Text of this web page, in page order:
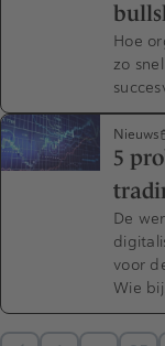
Hoe
zo
Nieuws
5
De
voor
Wie